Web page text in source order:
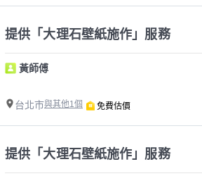
提供「大理石壁紙施作」服務
黃師傅
台北市與其他1個 免費估價
提供「大理石壁紙施作」服務